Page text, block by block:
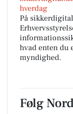
hverdag
På
hvad enten du
myndighed.
Følg